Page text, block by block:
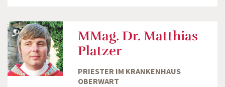
MMag. Dr. Matthias
Platzer
PRIESTER IM KRANKENHAUS
OBERWART